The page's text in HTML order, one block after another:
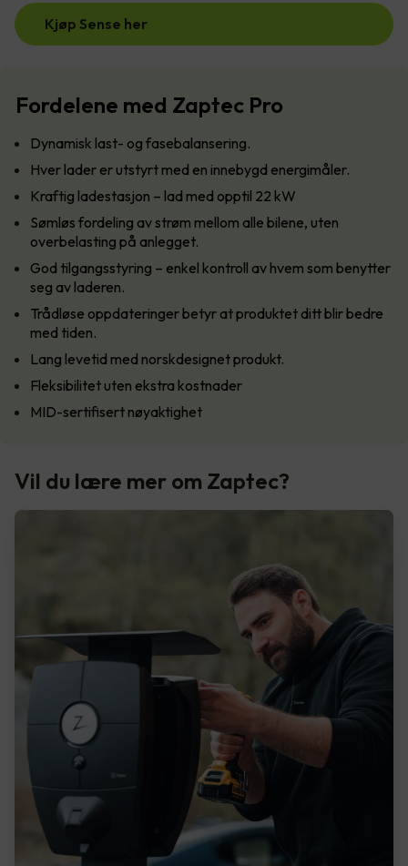
Kjøp Sense her
Fordelene med Zaptec Pro
Dynamisk last- og fasebalansering.
Hver lader er utstyrt med en innebygd energimåler.
Kraftig ladestasjon – lad med opptil 22 kW
Sømløs fordeling av strøm mellom alle bilene, uten
overbelasting på anlegget.
God tilgangsstyring – enkel kontroll av hvem som benytter
seg av laderen.
Trådløse oppdateringer betyr at produktet ditt blir bedre
med tiden.
Lang levetid med norskdesignet produkt.
Fleksibilitet uten ekstra kostnader
MID-sertifisert nøyaktighet
Vil du lære mer om Zaptec?